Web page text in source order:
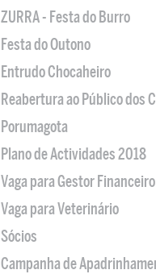
ZURRA - Festa do Burro
Festa do Outono
Entrudo Chocaheiro
Reabertura ao Público dos
Porumagota
Plano de Actividades 2018
Vaga para Gestor Financeiro
Vaga para Veterinário
Sócios
Campanha de